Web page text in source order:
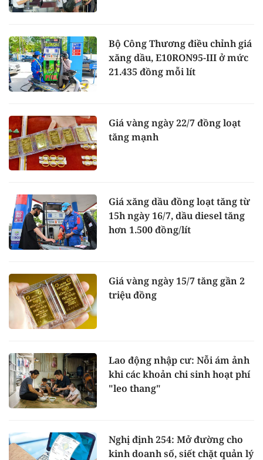
Bộ Công Thương điều chỉnh giá
xăng dầu, E10RON95-III ở mức
21.435 đồng mỗi lít
Giá vàng ngày 22/7 đồng loạt
tăng mạnh
Giá xăng dầu đồng loạt tăng từ
15h ngày 16/7, dầu diesel tăng
hơn 1.500 đồng/lít
Giá vàng ngày 15/7 tăng gần 2
triệu đồng
Lao động nhập cư: Nỗi ám ảnh
khi các khoản chi sinh hoạt phí
"leo thang"
Nghị định 254: Mở đường cho
kinh doanh số, siết chặt quản lý